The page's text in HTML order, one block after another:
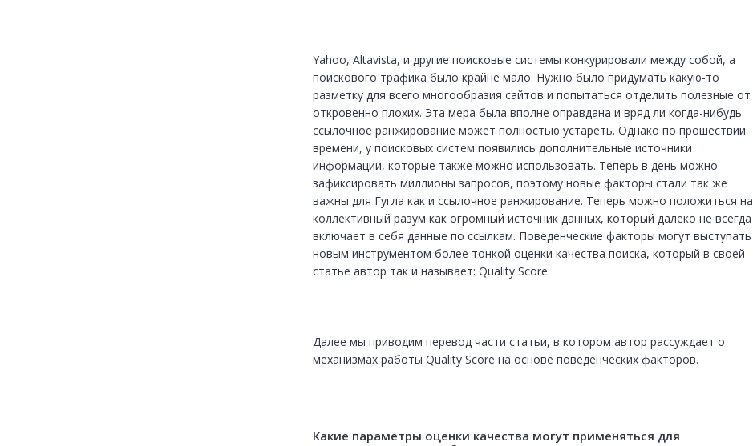
Yahoo, Altavista, и другие поисковые системы конкурировали между собой, а
поискового трафика было крайне мало. Нужно было придумать какую-то
разметку для всего многообразия сайтов и попытаться отделить полезные от
откровенно плохих. Эта мера была вполне оправдана и вряд ли когда-нибудь
ссылочное ранжирование может полностью устареть. Однако по прошествии
времени, у поисковых систем появились дополнительные источники
информации, которые также можно использовать. Теперь в день можно
зафиксировать миллионы запросов, поэтому новые факторы стали так же
важны для Гугла как и ссылочное ранжирование. Теперь можно положиться на
коллективный разум как огромный источник данных, который далеко не всегда
включает в себя данные по ссылкам. Поведенческие факторы могут выступать
новым инcтрументом более тонкой оценки качества поиска, который в своей
статье автор так и называет: Quality Score.
Далее мы приводим перевод части статьи, в котором автор рассуждает о
механизмах работы Quality Score на основе поведенческих факторов.
Какие параметры оценки качества могут применяться для